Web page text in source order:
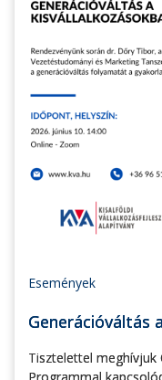
Események
Generációváltás
Tisztelettel meghívjuk
Programmal